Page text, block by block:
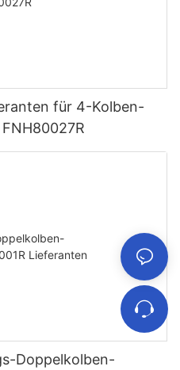
für 4-Kolben-
Doppelkolben-